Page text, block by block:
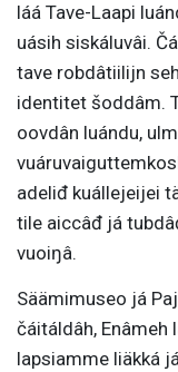
láá Tave-Laapi
uásih siskáluvâi.
tave robdâtiilijn
identitet šoddâm.
oovdân luándu,
adeliđ kuállejeijei
tile aiccâđ já
vuoiŋâ.
Säämimuseo já
čáitáldâh, Enâmeh
lapsiamme liäkká